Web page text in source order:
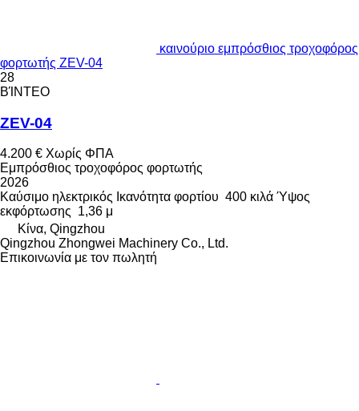
καινούριο εμπρόσθιος τροχοφόρος
φορτωτής ZEV-04
28
ΒΊΝΤΕΟ
ZEV-04
4.200 € Χωρίς ΦΠΑ
Εμπρόσθιος τροχοφόρος φορτωτής
2026
Καύσιμο ηλεκτρικός Ικανότητα φορτίου 400 κιλά Ύψος
εκφόρτωσης 1,36 μ
Κίνα, Qingzhou
Qingzhou Zhongwei Machinery Co., Ltd.
Επικοινωνία με τον πωλητή